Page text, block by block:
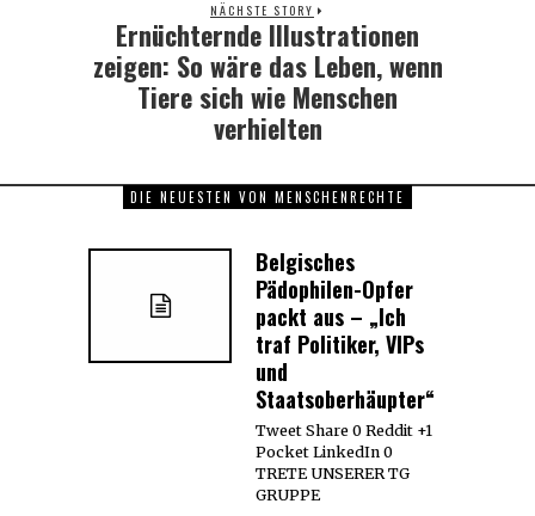
NÄCHSTE STORY
Next
post:
Ernüchternde Illustrationen
zeigen: So wäre das Leben, wenn
Tiere sich wie Menschen
verhielten
DIE NEUESTEN VON MENSCHENRECHTE
Belgisches
Pädophilen-Opfer
packt aus – „Ich
traf Politiker, VIPs
und
Staatsoberhäupter“
Tweet Share 0 Reddit +1
Pocket LinkedIn 0
TRETE UNSERER TG
GRUPPE